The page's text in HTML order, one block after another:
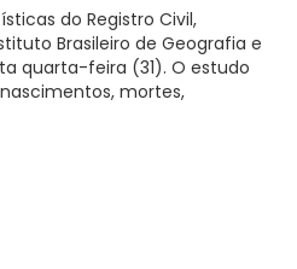
do Registro Civil,
Brasileiro de Geografia e
quarta-feira (31). O estudo
mortes,